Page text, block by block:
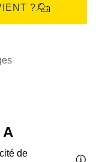
?
A
de